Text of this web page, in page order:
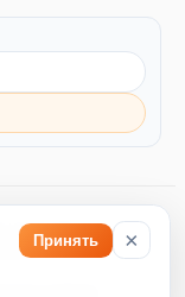
данных
Принять ×